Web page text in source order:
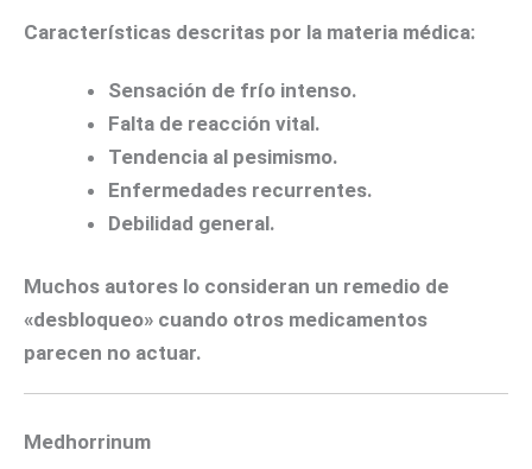
Características descritas por la materia médica:
Sensación de frío intenso.
Falta de reacción vital.
Tendencia al pesimismo.
Enfermedades recurrentes.
Debilidad general.
Muchos autores lo consideran un remedio de
«desbloqueo» cuando otros medicamentos
parecen no actuar.
Medhorrinum